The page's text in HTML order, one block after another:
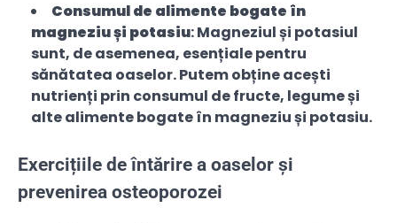
Consumul de alimente bogate în
magneziu și potasiu: Magneziul și potasiul
sunt, de asemenea, esențiale pentru
sănătatea oaselor. Putem obține acești
nutrienți prin consumul de fructe, legume și
alte alimente bogate în magneziu și potasiu.
Exercițiile de întărire a oaselor și
prevenirea osteoporozei